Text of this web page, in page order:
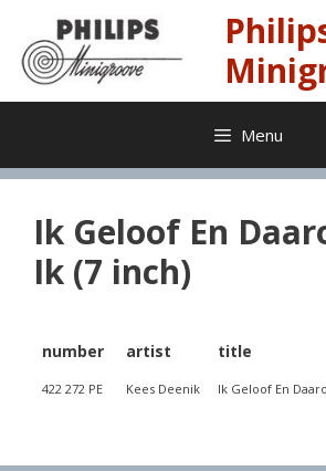
content
Menu
Ik Geloof En
Ik (7 inch)
number artist title
422 272 PE Kees Deenik Ik Geloof En